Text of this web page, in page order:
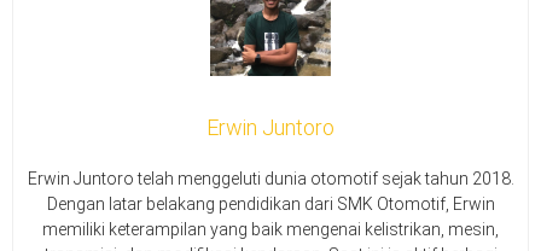
Erwin Juntoro
Erwin Juntoro telah menggeluti dunia otomotif sejak tahun 2018.
Dengan latar belakang pendidikan dari SMK Otomotif, Erwin
memiliki keterampilan yang baik mengenai kelistrikan, mesin,